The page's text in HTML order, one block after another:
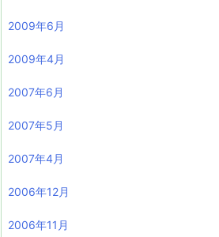
2009年6月
2009年4月
2007年6月
2007年5月
2007年4月
2006年12月
2006年11月